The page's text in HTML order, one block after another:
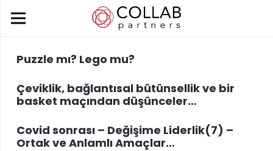
Puzzle mı? Lego mu?
Çeviklik, bağlantısal bütünsellik ve bir
basket maçından düşünceler…
Covid sonrası – Değişime Liderlik(7) –
Ortak ve Anlamlı Amaçlar…